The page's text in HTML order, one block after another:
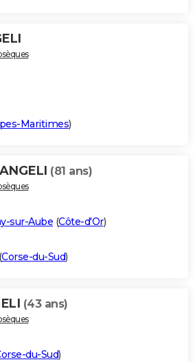
Maritimes)
(81 ans)
sur-Aube (Côte-d'Or)
(Corse-du-Sud)
(43 ans)
du-Sud)